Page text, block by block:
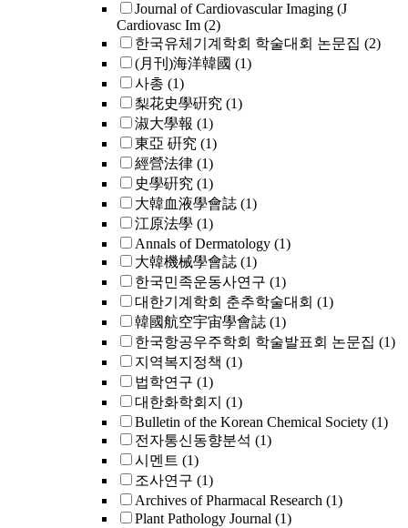
Journal of Cardiovascular Imaging (J
Cardiovasc Im (2)
한국유체기계학회 학술대회 논문집 (2)
(月刊)海洋韓國 (1)
사총 (1)
梨花史學硏究 (1)
淑大學報 (1)
東亞 硏究 (1)
經營法律 (1)
史學硏究 (1)
大韓血液學會誌 (1)
江原法學 (1)
Annals of Dermatology (1)
大韓機械學會誌 (1)
한국민족운동사연구 (1)
대한기계학회 춘추학술대회 (1)
韓國航空宇宙學會誌 (1)
한국항공우주학회 학술발표회 논문집 (1)
지역복지정책 (1)
법학연구 (1)
대한화학회지 (1)
Bulletin of the Korean Chemical Society (1)
전자통신동향분석 (1)
시멘트 (1)
조사연구 (1)
Archives of Pharmacal Research (1)
Plant Pathology Journal (1)